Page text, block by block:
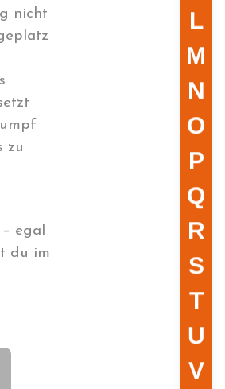
L
M
N
O
P
Q
R
S
T
U
V
nicht
zu
egal
du im